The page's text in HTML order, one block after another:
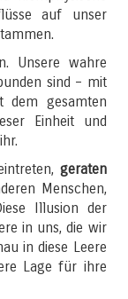
auf unser
Unsere wahre
sind – mit
dem gesamten
Einheit und
geraten
Menschen,
Illusion der
in uns, die wir
in diese Leere
Lage für ihre